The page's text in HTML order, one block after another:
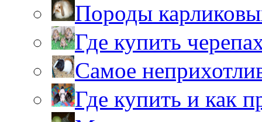
Породы
Где купить
Самое
Где купить и как